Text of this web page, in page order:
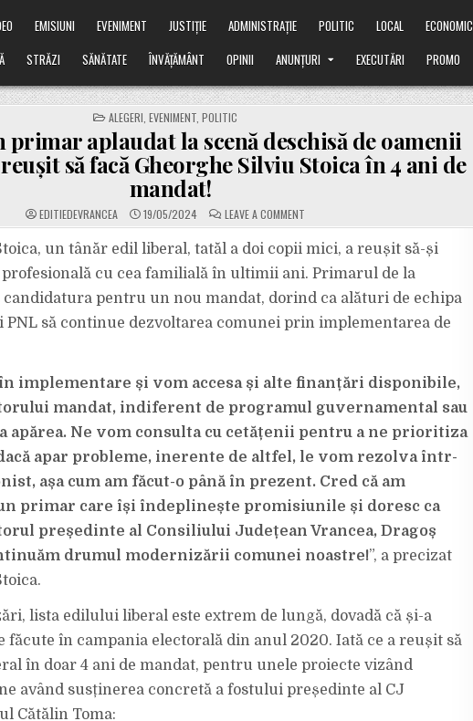
EMISIUNI EVENIMENT JUSTIȚIE ADMINISTRAȚIE POLITIC LOCAL ECONOMIC
STRĂZI SĂNĂTATE ÎNVĂȚĂMÂNT OPINII ANUNȚURI EXECUTĂRI PROMO
POSTED
IN
ALEGERI ,EVENIMENT ,POLITIC
primar aplaudat la scenă deschisă de oamenii
să facă Gheorghe Silviu Stoica în 4 ani de
mandat!
EDITIEDEVRANCEA 19/05/2024 LEAVE A COMMENT
BĂLEȘTI.
PRIMAR
APLAUDAT
LA
SCENĂ
DESCHISĂ
DE
LOCULUI.
FACĂ
GHEORGHE
SILVIU
STOICA
4
DE
MANDAT!
un tânăr edil liberal, tatăl a doi copii mici, a reușit să-și
cu cea familială în ultimii ani. Primarul de la
candidatura pentru un nou mandat, dorind ca alături de echipa
PNL să continue dezvoltarea comunei prin implementarea de
implementare și vom accesa și alte finanțări disponibile,
mandat, indiferent de programul guvernamental sau
apărea. Ne vom consulta cu cetățenii pentru a ne prioritiza
apar probleme, inerente de altfel, le vom rezolva într-
așa cum am făcut-o până în prezent. Cred că am
primar care își îndeplinește promisiunile și doresc ca
președinte al Consiliului Județean Vrancea, Dragoș
drumul modernizării comunei noastre!”, a precizat
lista edilului liberal este extrem de lungă, dovadă că și-a
în campania electorală din anul 2020. Iată ce a reușit să
în doar 4 ani de mandat, pentru unele proiecte vizând
având susținerea concretă a fostului președinte al CJ
Cătălin Toma: